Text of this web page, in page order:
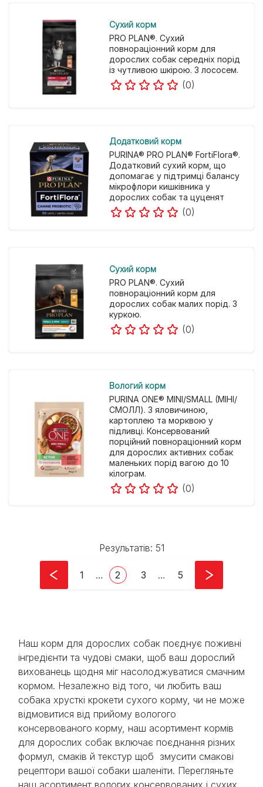
Cухий корм
PRO PLAN®. Сухий
повнораціонний корм для
дорослих собак середніх порід
із чутливою шкірою. З лососем.
(0)
Додатковий корм
PURINA® PRO PLAN® FortiFlora®.
Додатковий сухий корм, що
допомагає у підтримці балансу
мікрофлори кишківника у
дорослих собак та цуценят
(0)
Cухий корм
PRO PLAN®. Сухий
повнораціонний корм для
дорослих собак малих порід. З
куркою.
(0)
Вологий корм
PURINA ONE® MINI/SMALL (МІНІ/
СМОЛЛ). З яловичиною,
картоплею та морквою у
підливці. Консервований
порційний повнораціонний корм
для дорослих активних собак
маленьких порід вагою до 10
кілограм.
(0)
Результатів: 51
First page
1 … Current page
2 Page
3 … Last page
5
Наш корм для дорослих собак поєднує поживні
інгредієнти та чудові смаки, щоб ваш дорослий
вихованець щодня міг насолоджуватися смачним
кормом. Незалежно від того, чи любить ваш
собака хрусткі крокети сухого корму, чи не може
відмовитися від прийому вологого
консервованого корму, наш асортимент кормів
для дорослих собак включає поєднання різних
формул, смаків й текстур щоб змусити смакові
рецептори вашої собаки шаленіти. Перегляньте